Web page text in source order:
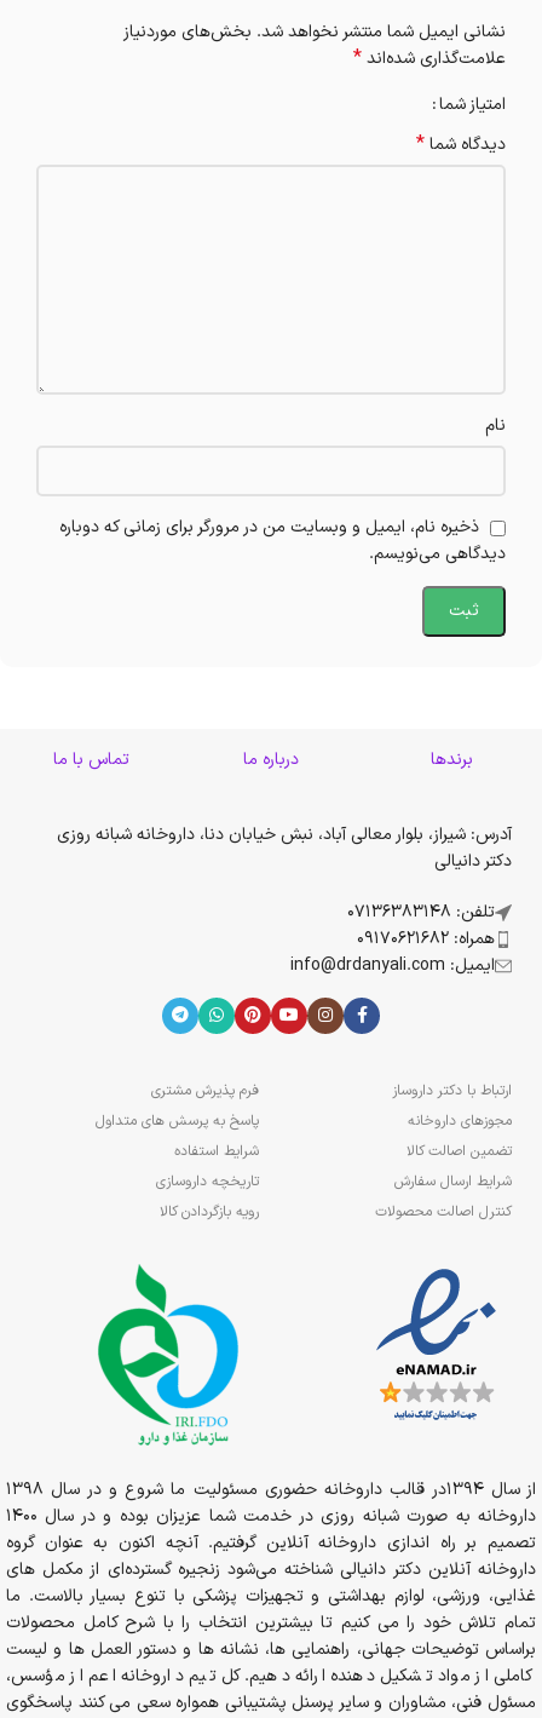
نشانی ایمیل شما منتشر نخواهد شد. بخش‌های موردنیاز
علامت‌گذاری شده‌اند*
امتیاز شما
دیدگاه شما*
نام
ذخیره نام، ایمیل و وبسایت من در مرورگر برای زمانی که دوباره
دیدگاهی می‌نویسم.
برندها درباره ما تماس با ما
آدرس: شیراز، بلوار معالی آباد، نبش خیابان دنا، داروخانه شبانه روزی
دکتر دانیالی
تلفن: 07136383148
همراه: 09170621682
ایمیل: info@drdanyali.com
ارتباط با دکتر داروساز
مجوزهای داروخانه
تضمین اصالت کالا
شرایط ارسال سفارش
کنترل اصالت محصولات
فرم پذیرش مشتری
پاسخ به پرسش های متداول
شرایط استفاده
تاریخچه داروسازی
رویه بازگردادن کالا
از سال 1394در قالب داروخانه حضوری مسئولیت ما شروع و در سال 1398
داروخانه به صورت شبانه روزی در خدمت شما عزیزان بوده و در سال 1400
تصمیم بر راه اندازی داروخانه آنلاین گرفتیم. آنچه اکنون به عنوان گروه
داروخانه آنلاین دکتر دانیالی شناخته می‌شود زنجیره گسترده‌ای از مکمل های
غذایی، ورزشی، لوازم بهداشتی و تجهیزات پزشکی با تنوع بسیار بالاست. ما
تمام تلاش خود را می کنیم تا بیشترین انتخاب را با شرح کامل محصولات
براساس توضیحات جهانی، راهنمایی ها، نشانه ها و دستور العمل ها و لیست
کاملی از مواد تشکیل دهنده ارائه دهیم. کل تیم داروخانه اعم از مؤسس،
مسئول فنی، مشاوران و سایر پرسنل پشتیبانی همواره سعی می کنند پاسخگوی